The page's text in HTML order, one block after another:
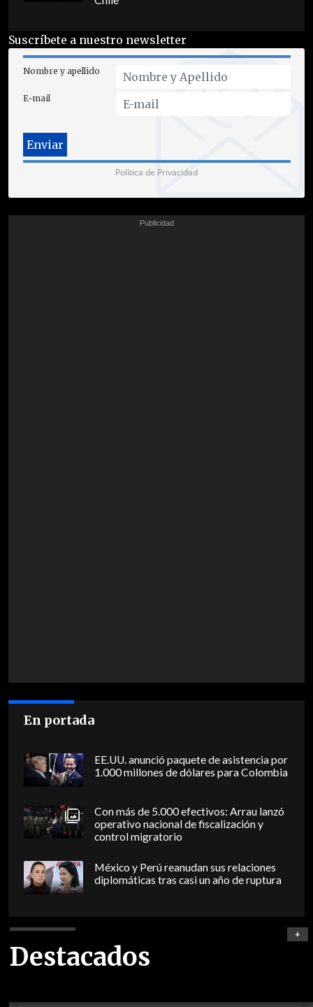
Suscríbete a nuestro newsletter
Nombre y apellido
E-mail
Política de Privacidad
En portada
EE.UU. anunció paquete de asistencia por
1.000 millones de dólares para Colombia
Con más de 5.000 efectivos: Arrau lanzó
operativo nacional de fiscalización y
control migratorio
México y Perú reanudan sus relaciones
diplomáticas tras casi un año de ruptura
Destacados
+